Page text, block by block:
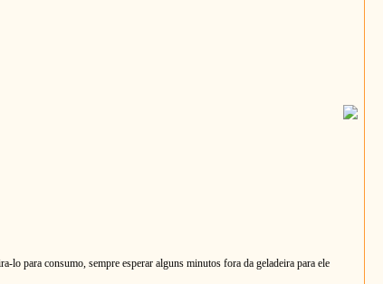
lo para consumo, sempre esperar alguns minutos fora da geladeira para ele